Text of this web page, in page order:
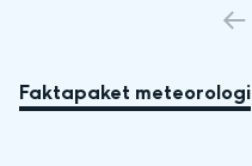
Faktapaket meteorologi